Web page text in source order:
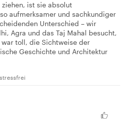
ziehen, ist sie absolut
aufmerksamer und sachkundiger
Unterschied – wir
Agra und das Taj Mahal besucht,
toll, die Sichtweise der
Geschichte und Architektur